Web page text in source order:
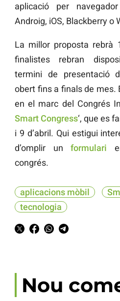
aplicació per
Androig, iOS, Blackberry o
La millor proposta rebrà
finalistes rebran
termini de presentació
obert fins a finals de mes.
en el marc del Congrés
Smart Congress‘, que es
i 9 d’abril. Qui estigui
d’omplir unformulari
congrés.
aplicacions mòbil
tecnologia
Nou